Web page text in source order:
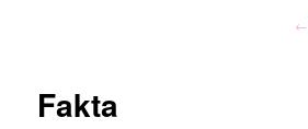
←
Fakta